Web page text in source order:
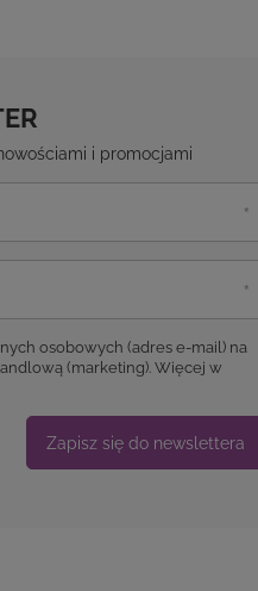
osobowych (adres e-mail) na
(marketing). Więcej w